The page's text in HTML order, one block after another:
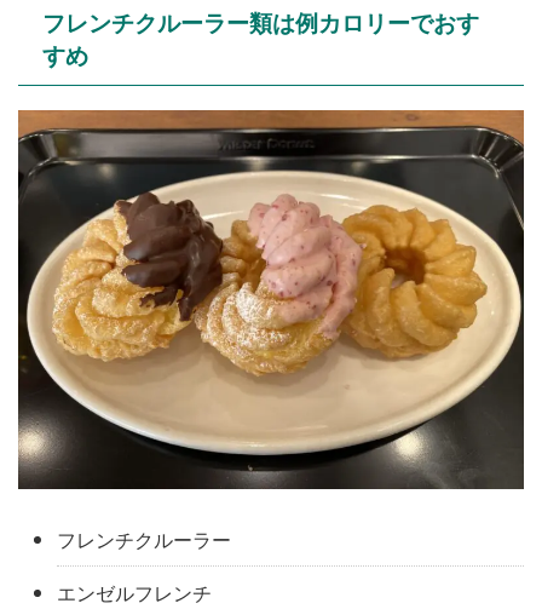
フレンチクルーラー類は例カロリーでおす
すめ
フレンチクルーラー
エンゼルフレンチ